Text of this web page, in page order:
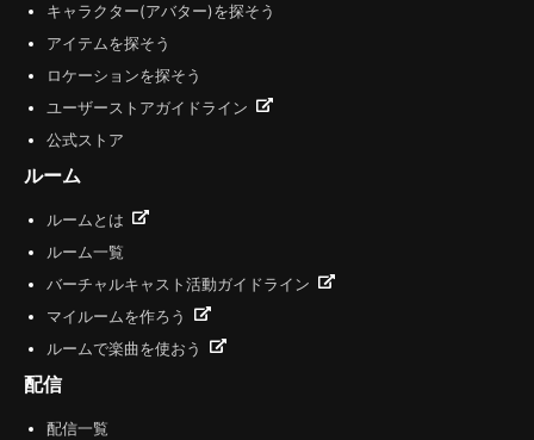
キャラクター(アバター)を探そう
アイテムを探そう
ロケーションを探そう
ユーザーストアガイドライン
公式ストア
ルーム
ルームとは
ルーム一覧
バーチャルキャスト活動ガイドライン
マイルームを作ろう
ルームで楽曲を使おう
配信
配信一覧